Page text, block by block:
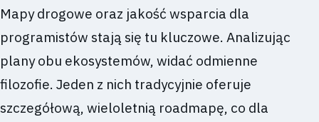
Mapy drogowe oraz jakość wsparcia dla
programistów stają się tu kluczowe. Analizując
plany obu ekosystemów, widać odmienne
filozofie. Jeden z nich tradycyjnie oferuje
szczegółową, wieloletnią roadmapę, co dla